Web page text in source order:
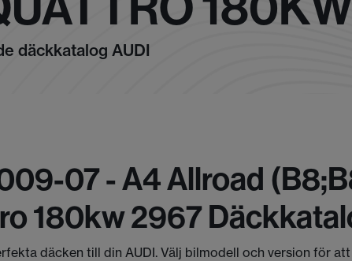
däckkatalog AUDI
07 - A4 Allroad
180kw 2967
däcken till din AUDI. Välj bilmodell och version för